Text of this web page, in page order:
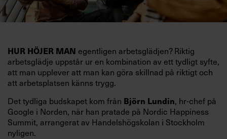
HUR HÖJER MAN egentligen arbetsglädjen? Riktig
arbetsglädje uppstår ur en kombination av ett tydligt syfte,
att man upplever att man kan göra skillnad på riktigt och
att arbetsplatsen känns trygg.
Det tydliga budskapet kom från Björn Lundin, hr-chef på
Google i Norden, när han pratade på Nordic Happiness
Summit, arrangerat av Handelshögskolan i Stockholm
nyligen.